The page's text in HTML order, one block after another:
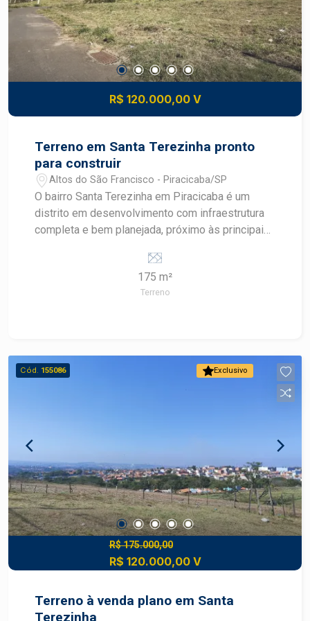
proximidade de escolas, supermercados,
transportes, serviços e lazer comunitário
Construa o imóvel dos seus sonhos com
segurança e excelente potencial de valorização.
Construa seu futuro com quem é agente de
desenvolvimento do mercado imobiliário de
Piracicaba. Agende sua visita.
R$ 120.000,00 V
Terreno em Santa Terezinha pronto
para construir
Altos do São Francisco - Piracicaba/SP
O bairro Santa Terezinha em Piracicaba é um
distrito em desenvolvimento com infraestrutura
completa e bem planejada, próximo às principais
rodovias SP308 e SP304. A região conta com
comércio variado, transporte público, escolas,
supermercados e acesso facilitado tanto ao
construir Diferenciais: Melhor quadra do bairro
Vantagens estratégicas Localização: terreno em
proximidade de escolas, supermercados,
transportes, serviços e lazer comunitário
Construa o imóvel dos seus sonhos com
segurança e excelente potencial de valorização.
Construa seu futuro com quem é agente de
desenvolvimento do mercado imobiliário de
Piracicaba. Agende sua visita.
175 m²
Terreno
Exclusivo
Cód. 155086
R$ 175.000,00
R$ 120.000,00 V
Terreno à venda plano em Santa
Terezinha